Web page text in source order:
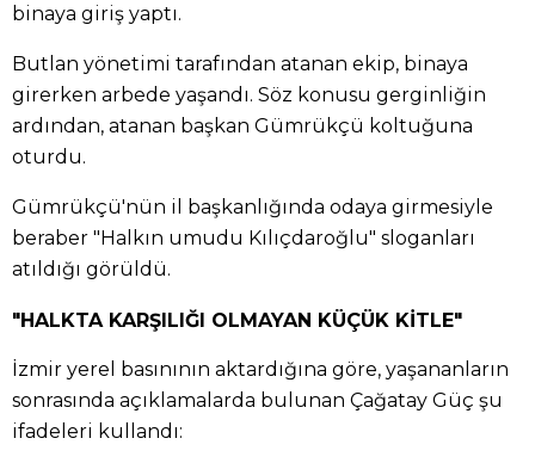
binaya giriş yaptı.
Butlan yönetimi tarafından atanan ekip, binaya
girerken arbede yaşandı. Söz konusu gerginliğin
ardından, atanan başkan Gümrükçü koltuğuna
oturdu.
Gümrükçü'nün il başkanlığında odaya girmesiyle
beraber "Halkın umudu Kılıçdaroğlu" sloganları
atıldığı görüldü.
"HALKTA KARŞILIĞI OLMAYAN KÜÇÜK KİTLE"
İzmir yerel basınının aktardığına göre, yaşananların
sonrasında açıklamalarda bulunan Çağatay Güç şu
ifadeleri kullandı: